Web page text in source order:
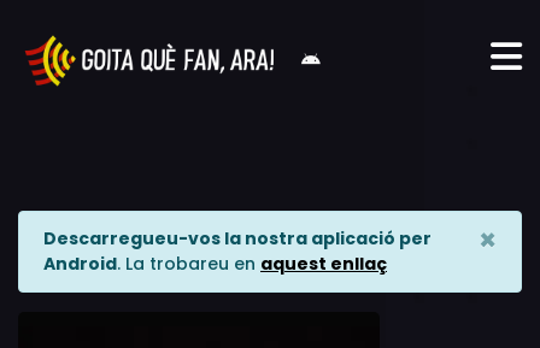
Descarregueu-vos la nostra aplicació per
Android. La trobareu en aquest enllaç
×